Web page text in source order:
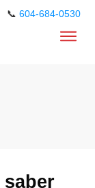
📞 604-684-0530